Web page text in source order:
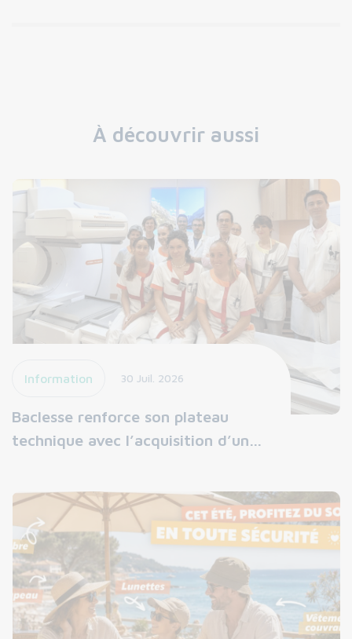
À découvrir aussi
Information 30 Juil. 2026
Baclesse renforce son plateau
technique avec l’acquisition d’un…